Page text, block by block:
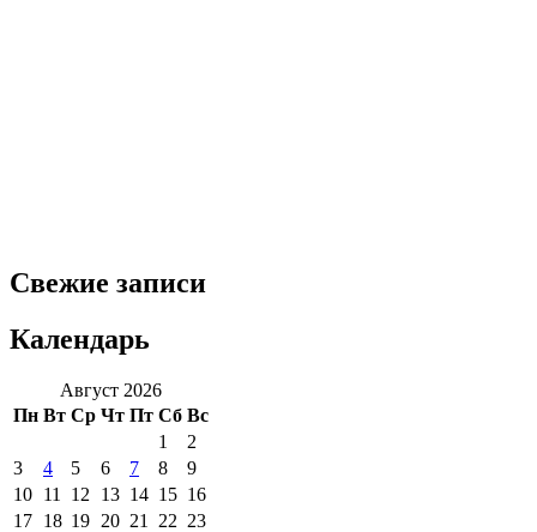
Свежие записи
Календарь
Август 2026
Пн Вт Ср Чт Пт Сб Вс
1
2
3
4 5 6 7 8
9
10 11 12 13 14 15 16
17 18 19 20 21 22 23